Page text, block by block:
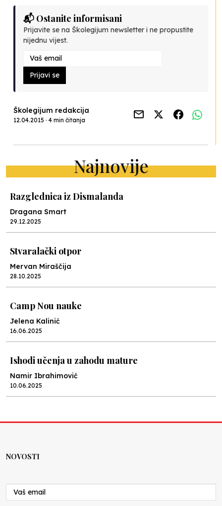
📬 Ostanite informisani
Prijavite se na Školegijum newsletter i ne propustite
nijednu vijest.
Prijavi se
Školegijum redakcija
12.04.2015 · 4 min čitanja
Najnovije
Razglednica iz Dismalanda
Dragana Smart
29.12.2025
Stvaralački otpor
Mervan Miraščija
28.10.2025
Camp Nou nauke
Jelena Kalinić
16.06.2025
Ishodi učenja u zahodu mature
Namir Ibrahimović
10.06.2025
Nenad Veličković
29.10.2024
NOVOSTI